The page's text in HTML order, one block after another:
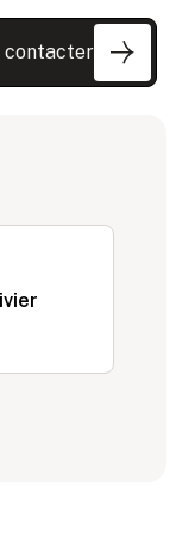
contacter